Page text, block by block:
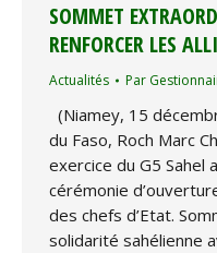
SOMMET
RENFORCER LES
Actualités Par
(Niamey, 15
du Faso, Roch Marc
exercice du G5 Sahel
cérémonie
des chefs d’Etat.
solidarité sahélienne